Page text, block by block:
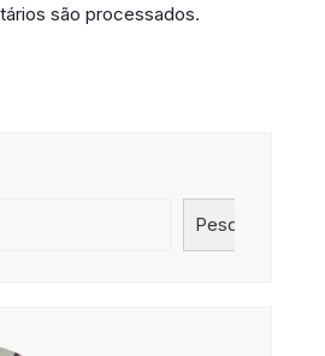
são processados.
Pesquisar